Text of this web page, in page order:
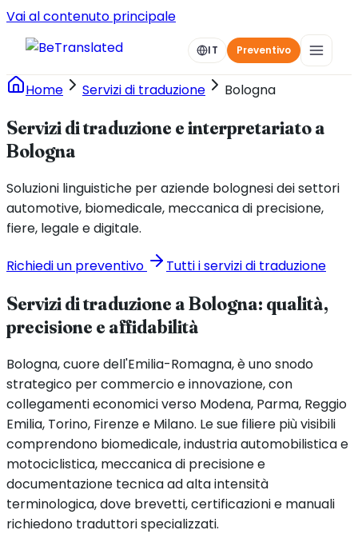
Vai al contenuto principale
IT Preventivo
Home Servizi di traduzione Bologna
Servizi di traduzione e interpretariato a
Bologna
Soluzioni linguistiche per aziende bolognesi dei settori
automotive, biomedicale, meccanica di precisione,
fiere, legale e digitale.
Richiedi un preventivo Tutti i servizi di traduzione
Servizi di traduzione a Bologna: qualità,
precisione e affidabilità
Bologna, cuore dell'Emilia-Romagna, è uno snodo
strategico per commercio e innovazione, con
collegamenti economici verso Modena, Parma, Reggio
Emilia, Torino, Firenze e Milano. Le sue filiere più visibili
comprendono biomedicale, industria automobilistica e
motociclistica, meccanica di precisione e
documentazione tecnica ad alta intensità
terminologica, dove brevetti, certificazioni e manuali
richiedono traduttori specializzati.